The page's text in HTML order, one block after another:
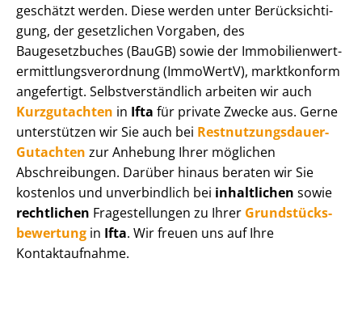
geschätzt werden. Diese werden unter Be­rück­sich­ti­
gung, der gesetzlichen Vorgaben, des
Baugesetzbuches (BauGB) sowie der Im­mo­bi­li­en­wert­
ermitt­lungs­ver­ord­nung (ImmoWertV), marktkonform
angefertigt. Selbst­ver­ständ­lich arbeiten wir auch
Kurzgutachten in Ifta für private Zwecke aus. Gerne
unterstützen wir Sie auch bei Rest­nut­zungs­dau­er-
Gutachten zur Anhebung Ihrer möglichen
Abschreibungen. Darüber hinaus beraten wir Sie
kostenlos und unverbindlich bei inhaltlichen sowie
rechtlichen Fragestellungen zu Ihrer Grund­stücks­
be­wer­tung in Ifta. Wir freuen uns auf Ihre
Kontaktaufnahme.